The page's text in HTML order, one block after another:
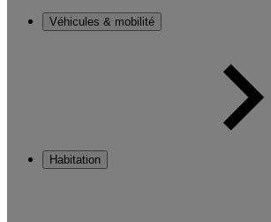
Véhicules & mobilité
Habitation